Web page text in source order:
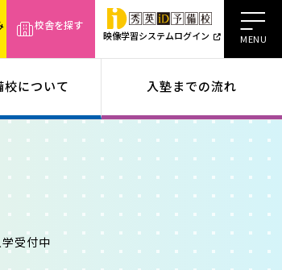
校舎を探す
映像学習システムログイン
校について 入塾までの流れ
学受付中